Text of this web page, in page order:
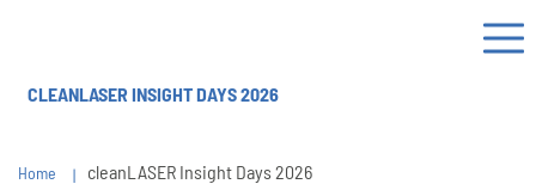
CLEANLASER INSIGHT DAYS 2026
Home cleanLASER Insight Days 2026